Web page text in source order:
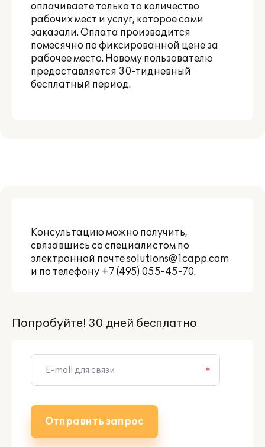
оплачиваете только то количество
рабочих мест и услуг, которое сами
заказали. Оплата производится
помесячно по фиксированной цене за
рабочее место. Новому пользователю
предоставляется 30-тидневный
бесплатный период.
Консультацию можно получить,
связавшись со специалистом по
электронной почтеsolutions@1capp.com
и по телефону +7 (495) 055-45-70.
Попробуйте! 30 дней бесплатно
*
Отправить запрос